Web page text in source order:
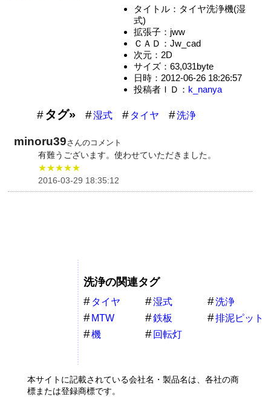
タイトル：タイヤ洗浄機(湿
式)
拡張子：jww
ＣＡＤ：Jw_cad
次元：2D
サイズ：63,031byte
日時：2012-06-26 18:26:57
投稿者ＩＤ： k_nanya
タグ» 湿式 タイヤ 洗浄
minoru39さんのコメント
有難うございます。使わせていただきました。
★★★★★
2016-03-29 18:35:12
洗浄の関連タグ
タイヤ 湿式
洗浄
MTW
鉄板
排泥ピット
機
回転灯
本サイトに記載されている会社名・製品名は、各社の商
標または登録商標です。